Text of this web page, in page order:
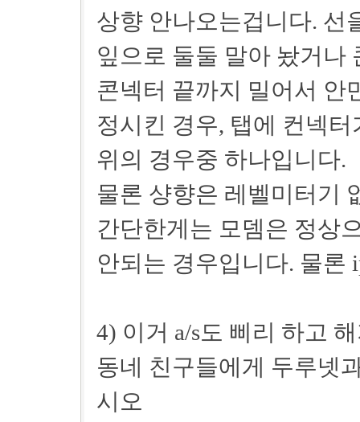
상향 안나오는겁니다. 선
잎으로 둘둘 말아 놨거나
콘넥터 끝까지 밀어서 안
정시킨 경우, 탭에 컨넥
위의 경우중 하나입니다.
물론 샹향은 레벨미터기
간단한게는 모뎀은 정상
안되는 경우입니다. 물론
4) 이거 a/s도 삐리 하고
동네 친구들에게 두루넷
시오